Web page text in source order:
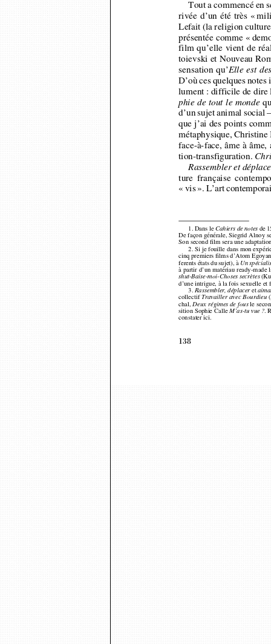
Tout a commencé en
rivée d’un été très «
Lefait (la religion
présentée comme «
film qu’elle vient de
toievski et Nouveau
sensation qu’Elle est
D’où ces quelques
lument : difficile de
phie de tout le monde
d’un sujet animal social
que j’ai des points
métaphysique,
face-à-face, âme à
tion-transfiguration.
Rassembler et
ture  française
« vis». L’art
138
1. Dans le Cahiers de notesde
De façon générale, Siegrid Alnoy
Son second film sera une
2. Si je fouille dans mon
cinq premiers films d’Atom
ferents états du sujet), à Un
à partir d’un matériau ready-
shut-Baise-moi-Choses secrètes
d’une intrigue, à la fois sexuelle
3. Rassembler, déplaceret
collectif Travailler avec Bourdieu
chal, Deux régimes de fousle
sition Sophie Calle M’as-tu vue ?.
constater ici.